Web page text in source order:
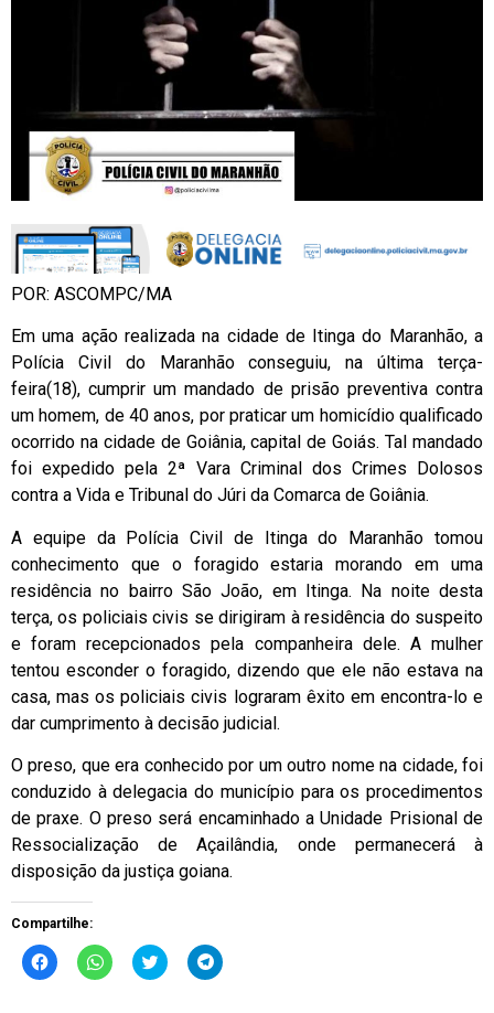
POR: ASCOMPC/MA
Em uma ação realizada na cidade de Itinga do Maranhão, a
Polícia Civil do Maranhão conseguiu, na última terça-
feira(18), cumprir um mandado de prisão preventiva contra
um homem, de 40 anos, por praticar um homicídio qualificado
ocorrido na cidade de Goiânia, capital de Goiás. Tal mandado
foi expedido pela 2ª Vara Criminal dos Crimes Dolosos
contra a Vida e Tribunal do Júri da Comarca de Goiânia.
A equipe da Polícia Civil de Itinga do Maranhão tomou
conhecimento que o foragido estaria morando em uma
residência no bairro São João, em Itinga. Na noite desta
terça, os policiais civis se dirigiram à residência do suspeito
e foram recepcionados pela companheira dele. A mulher
tentou esconder o foragido, dizendo que ele não estava na
casa, mas os policiais civis lograram êxito em encontra-lo e
dar cumprimento à decisão judicial.
O preso, que era conhecido por um outro nome na cidade, foi
conduzido à delegacia do município para os procedimentos
de praxe. O preso será encaminhado a Unidade Prisional de
Ressocialização de Açailândia, onde permanecerá à
disposição da justiça goiana.
Compartilhe:
Clique
para
Clique
para
Clique
para
Clique
para